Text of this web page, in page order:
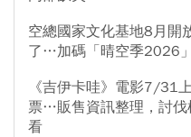
空總國家文化基地8月開
了…加碼「晴空季2026
《吉伊卡哇》電影7/31
票…販售資訊整理，討伐
看